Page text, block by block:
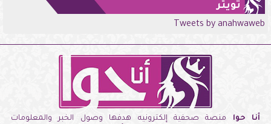
تويتر
Tweets by anahwaweb
أنا حوا منصة صحفية إلكترونيه هدفها وصول الخبر والمعلومات